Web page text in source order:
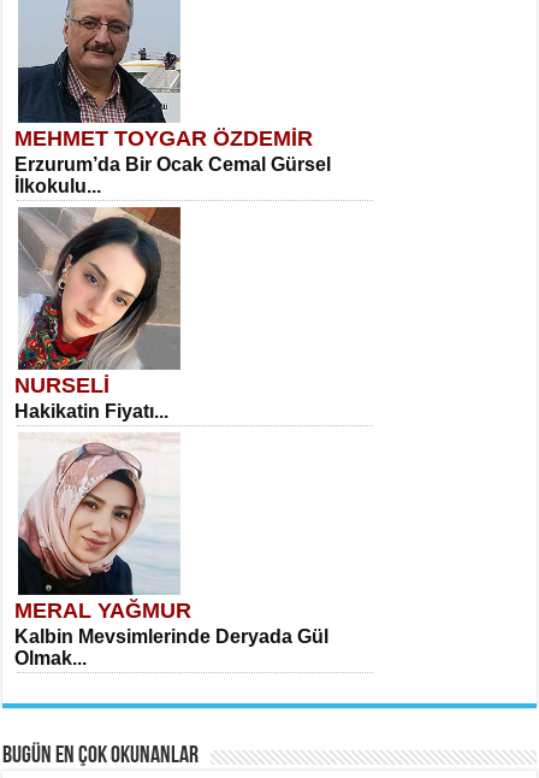
MEHMET TOYGAR ÖZDEMİR
Erzurum’da Bir Ocak Cemal Gürsel
İlkokulu...
NURSELİ
Hakikatin Fiyatı...
MERAL YAĞMUR
Kalbin Mevsimlerinde Deryada Gül
Olmak...
BUGÜN EN ÇOK OKUNANLAR